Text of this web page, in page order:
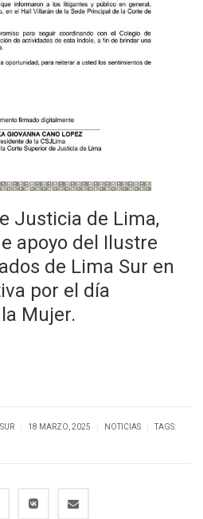
Justicia de Lima,
apoyo del Ilustre
de Lima Sur en
por el día
Mujer.
18 MARZO, 2025 NOTICIAS
TAGS: